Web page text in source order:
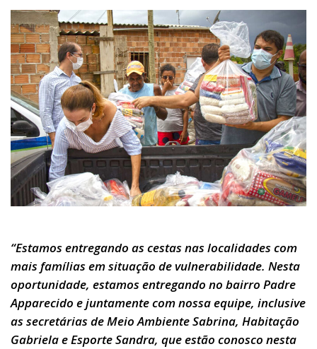
“Estamos entregando as cestas nas localidades com
mais famílias em situação de vulnerabilidade. Nesta
oportunidade, estamos entregando no bairro Padre
Apparecido e juntamente com nossa equipe, inclusive
as secretárias de Meio Ambiente Sabrina, Habitação
Gabriela e Esporte Sandra, que estão conosco nesta